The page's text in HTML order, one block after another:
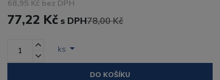
68,95 Kč bez DPH
77,22 Kč s DPH78,00 Kč
ks
DO KOŠÍKU